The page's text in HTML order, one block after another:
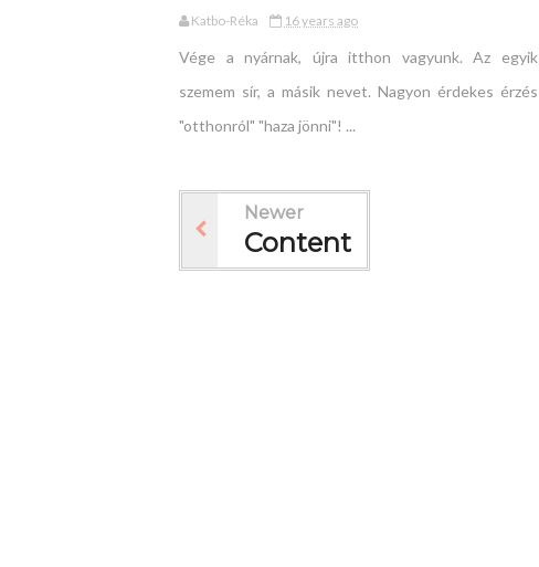
Katbo-Réka 16 years ago
Vége a nyárnak, újra itthon vagyunk. Az egyik
szemem sír, a másik nevet. Nagyon érdekes érzés
"otthonról" "haza jönni"! ...
Newer
Content